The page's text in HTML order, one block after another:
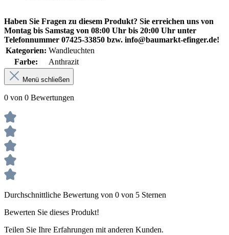
Haben Sie Fragen zu diesem Produkt? Sie erreichen uns von
Montag bis Samstag von 08:00 Uhr bis 20:00 Uhr unter
Telefonnummer 07425-33850 bzw. info@baumarkt-efinger.de!
Kategorien: Wandleuchten
Farbe:
Anthrazit
Menü schließen
0 von 0 Bewertungen
Durchschnittliche Bewertung von 0 von 5 Sternen
Bewerten Sie dieses Produkt!
Teilen Sie Ihre Erfahrungen mit anderen Kunden.